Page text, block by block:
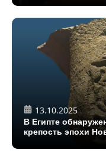
13.10.2025
В Египте
крепость эпохи